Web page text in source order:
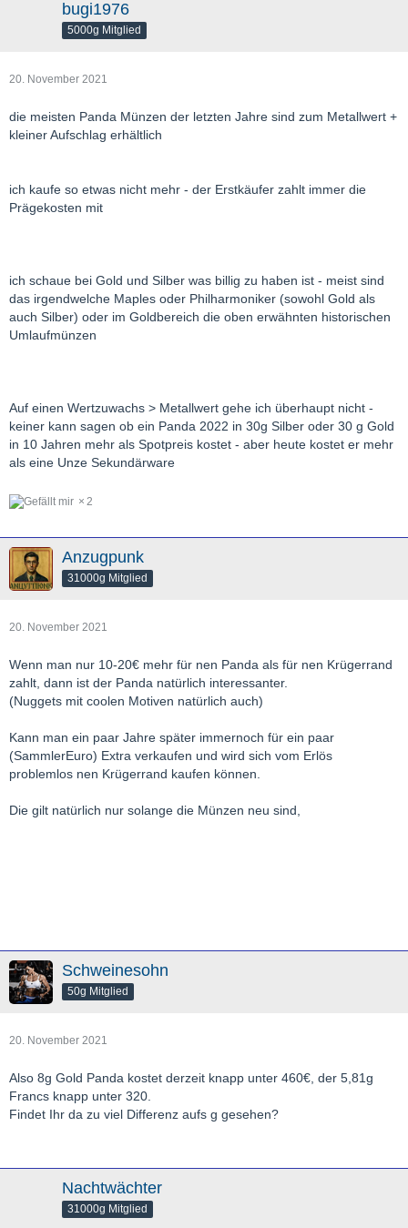
bugi1976
5000g Mitglied
20. November 2021
die meisten Panda Münzen der letzten Jahre sind zum Metallwert +
kleiner Aufschlag erhältlich
ich kaufe so etwas nicht mehr - der Erstkäufer zahlt immer die
Prägekosten mit
ich schaue bei Gold und Silber was billig zu haben ist - meist sind
das irgendwelche Maples oder Philharmoniker (sowohl Gold als
auch Silber) oder im Goldbereich die oben erwähnten historischen
Umlaufmünzen
Auf einen Wertzuwachs > Metallwert gehe ich überhaupt nicht -
keiner kann sagen ob ein Panda 2022 in 30g Silber oder 30 g Gold
in 10 Jahren mehr als Spotpreis kostet - aber heute kostet er mehr
als eine Unze Sekundärware
2
Anzugpunk
31000g Mitglied
20. November 2021
Wenn man nur 10-20€ mehr für nen Panda als für nen Krügerrand
zahlt, dann ist der Panda natürlich interessanter.
(Nuggets mit coolen Motiven natürlich auch)
Kann man ein paar Jahre später immernoch für ein paar
(SammlerEuro) Extra verkaufen und wird sich vom Erlös
problemlos nen Krügerrand kaufen können.
Die gilt natürlich nur solange die Münzen neu sind,
Schweinesohn
50g Mitglied
20. November 2021
Also 8g Gold Panda kostet derzeit knapp unter 460€, der 5,81g
Francs knapp unter 320.
Findet Ihr da zu viel Differenz aufs g gesehen?
Nachtwächter
31000g Mitglied